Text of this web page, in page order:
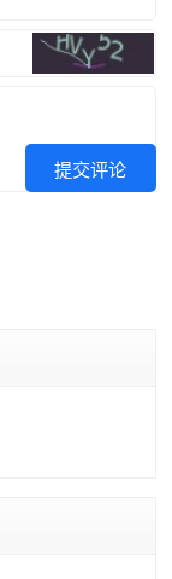
提交评论